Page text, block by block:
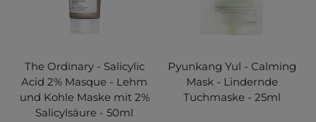
The Ordinary - Salicylic
Acid 2% Masque - Lehm
und Kohle Maske mit 2%
Salicylsäure - 50ml
Pyunkang Yul - Calming
Mask - Lindernde
Tuchmaske - 25ml